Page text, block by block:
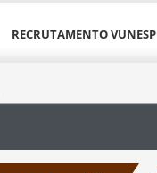
RECRUTAMENTO VUNESP